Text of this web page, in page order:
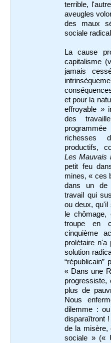
terrible,
aveugles
des maux
sociale
La cause
capitalisme
jamais
et pour la
effroyable »
des
richesses
productifs,
Les Mauvais
petit feu
mines, « ces
dans un de
travail qui
ou deux, qu'il
le
troupe en
cinquième
prolétaire n'a
solution
“républicain”
« Dans une
plus de
Nous
dilemme :
disparaîtront
de la misère,
sociale » («